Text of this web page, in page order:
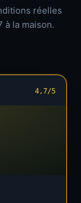
réelles
la maison.
4,7/5